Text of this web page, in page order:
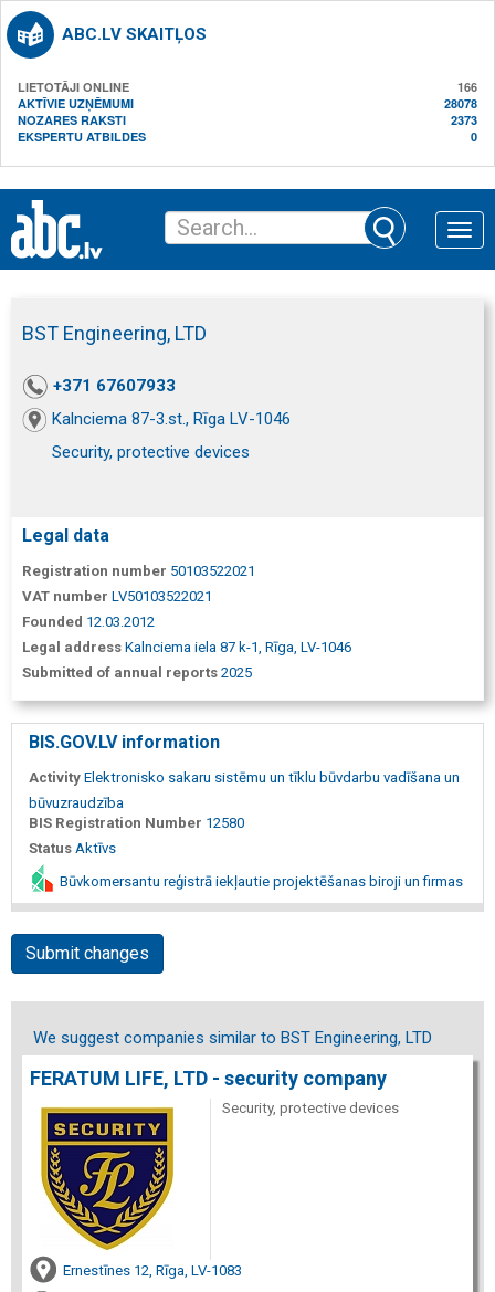
ABC.LV SKAITĻOS
LIETOTĀJI ONLINE
166
AKTĪVIE UZŅĒMUMI
28078
NOZARES RAKSTI
2373
EKSPERTU ATBILDES
0
Toggle
BST Engineering, LTD
+371 67607933
Kalnciema 87-3.st., Rīga LV-1046
Security, protective devices
Legal data
Registration number 50103522021
VAT number LV50103522021
Founded 12.03.2012
Legal address Kalnciema iela 87 k-1, Rīga, LV-1046
Submitted of annual reports 2025
BIS.GOV.LV information
Activity Elektronisko sakaru sistēmu un tīklu būvdarbu vadīšana un
būvuzraudzība
BIS Registration Number 12580
Status Aktīvs
Būvkomersantu reģistrā iekļautie projektēšanas biroji un firmas
Submit changes
We suggest companies similar to BST Engineering, LTD
FERATUM LIFE, LTD - security company
Security, protective devices
Ernestīnes 12, Rīga, LV-1083